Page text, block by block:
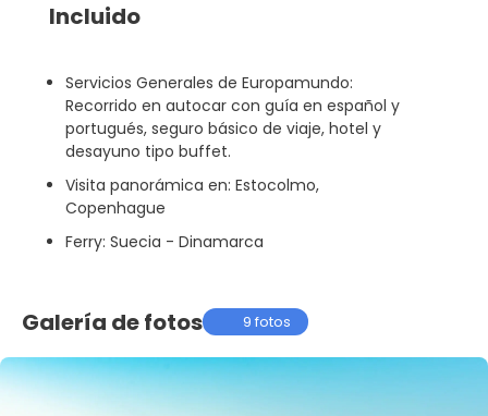
Incluido
Servicios Generales de Europamundo:
Recorrido en autocar con guía en español y
portugués, seguro básico de viaje, hotel y
desayuno tipo buffet.
Visita panorámica en: Estocolmo,
Copenhague
Ferry: Suecia - Dinamarca
Galería de fotos 9 fotos